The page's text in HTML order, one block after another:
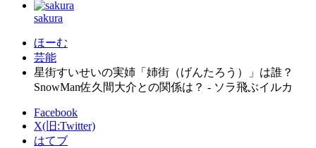
sakura
ほーむ
芸能
星街すいせいの実姉「姉街（げんたろう）」は誰？
SnowMan佐久間大介との関係は？ - ソラ飛ぶイルカ
Facebook
X(旧:Twitter)
はてブ